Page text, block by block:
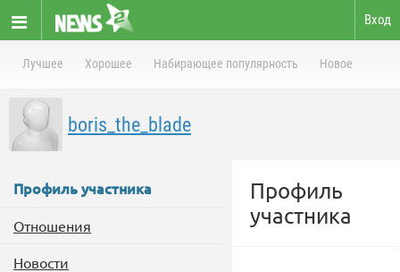
Вход
Лучшее Хорошее Набирающее популярность Новое
boris_the_blade
Профиль участника
Отношения
Новости
Профиль
участника